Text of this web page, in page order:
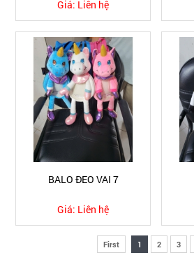
Giá: Liên hệ
BALO ĐEO VAI 7
Giá: Liên hệ
First 1 2 3